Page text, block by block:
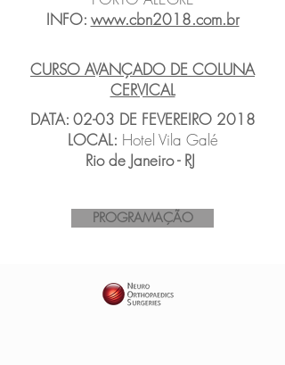
INFO: www.cbn2018.com.br
CURSO AVANÇADO DE COLUNA
CERVICAL
DATA: 02-03 DE FEVEREIRO 2018
LOCAL: Hotel Vila Galé
Rio de Janeiro - RJ
PROGRAMAÇÃO